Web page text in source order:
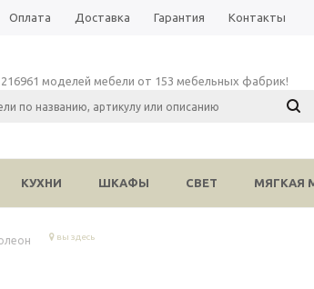
Оплата Доставка Гарантия Контакты
моделей мебели от 153 мебельных фабрик!
КУХНИ ШКАФЫ СВЕТ МЯГКАЯ
вы здесь